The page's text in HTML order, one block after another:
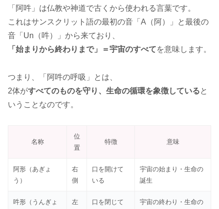
「阿吽」は仏教や神道で古くから使われる言葉です。
これはサンスクリット語の最初の音「A（阿）」と最後の
音「Un（吽）」から来ており、
「始まりから終わりまで」＝宇宙のすべてを意味します。
つまり、「阿吽の呼吸」とは、
2体がすべてのものを守り、生命の循環を象徴していると
いうことなのです。
名称
位
置
特徴 意味
阿形（あぎょ
う）
右
側
口を開けて
いる
宇宙の始まり・生命の
誕生
吽形（うんぎょ
左
口を閉じて
宇宙の終わり・生命の